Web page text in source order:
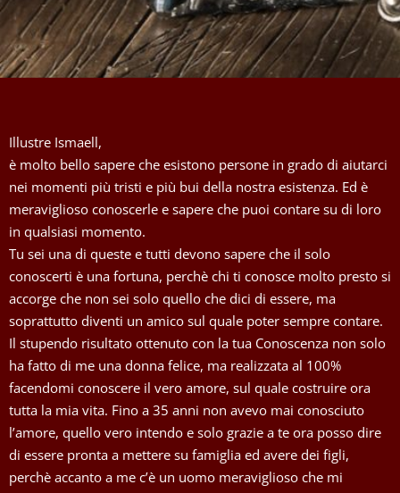
Illustre Ismaell,
è molto bello sapere che esistono persone in grado di aiutarci
nei momenti più tristi e più bui della nostra esistenza. Ed è
meraviglioso conoscerle e sapere che puoi contare su di loro
in qualsiasi momento.
Tu sei una di queste e tutti devono sapere che il solo
conoscerti è una fortuna, perchè chi ti conosce molto presto si
accorge che non sei solo quello che dici di essere, ma
soprattutto diventi un amico sul quale poter sempre contare.
Il stupendo risultato ottenuto con la tua Conoscenza non solo
ha fatto di me una donna felice, ma realizzata al 100%
facendomi conoscere il vero amore, sul quale costruire ora
tutta la mia vita. Fino a 35 anni non avevo mai conosciuto
l’amore, quello vero intendo e solo grazie a te ora posso dire
di essere pronta a mettere su famiglia ed avere dei figli,
perchè accanto a me c’è un uomo meraviglioso che mi